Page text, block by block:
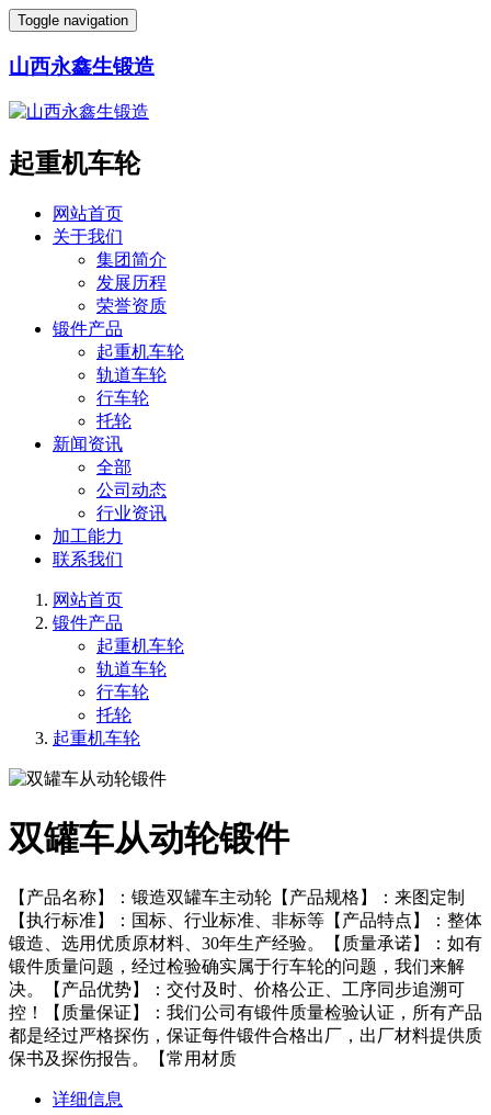
Toggle navigation
山西永鑫生锻造
起重机车轮
网站首页
关于我们
集团简介
发展历程
荣誉资质
锻件产品
起重机车轮
轨道车轮
行车轮
托轮
新闻资讯
全部
公司动态
行业资讯
加工能力
联系我们
网站首页
锻件产品
起重机车轮
轨道车轮
行车轮
托轮
起重机车轮
双罐车从动轮锻件
【产品名称】：锻造双罐车主动轮【产品规格】：来图定制
【执行标准】：国标、行业标准、非标等【产品特点】：整体
锻造、选用优质原材料、30年生产经验。【质量承诺】：如有
锻件质量问题，经过检验确实属于行车轮的问题，我们来解
决。【产品优势】：交付及时、价格公正、工序同步追溯可
控！【质量保证】：我们公司有锻件质量检验认证，所有产品
都是经过严格探伤，保证每件锻件合格出厂，出厂材料提供质
保书及探伤报告。【常用材质
详细信息